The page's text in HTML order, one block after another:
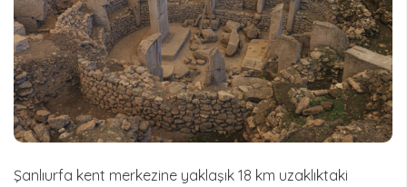
Şanlıurfa kent merkezine yaklaşık 18 km uzaklıktaki